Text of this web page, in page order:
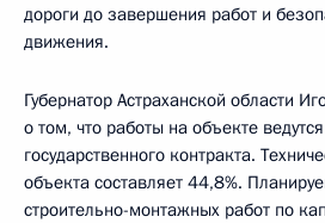
дороги до завершения работ и
движения.
Губернатор Астраханской области
о том, что работы на объекте
государственного контракта.
объекта составляет 44,8%.
строительно-монтажных работ по